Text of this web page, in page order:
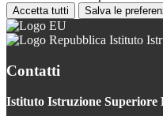
Accetta tutti Salva le
Istituto
Contatti
Istituto Istruzione Superiore